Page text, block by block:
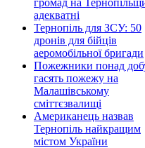
адекватні
Тернопіль для ЗСУ: 50
дронів для бійців
аеромобільної бригади
Пожежники понад
гасять пожежу на
Малашівському
сміттєзвалищі
Американець назвав
Тернопіль найкращим
містом України